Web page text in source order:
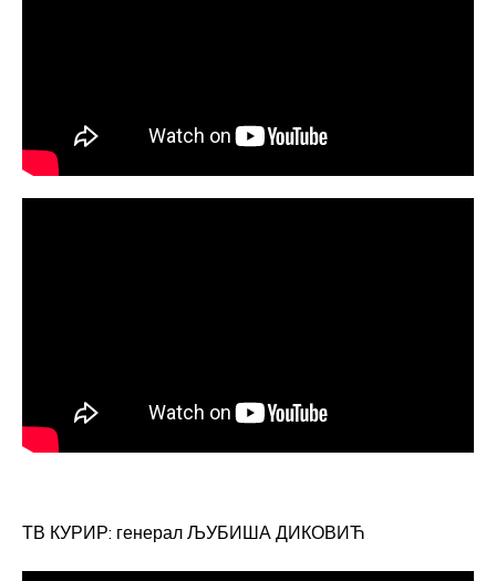
ТВ КУРИР: генерал ЉУБИША ДИКОВИЋ